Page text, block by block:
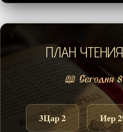
ПЛАН
📖 Сегодня
3Цар 2 Иер